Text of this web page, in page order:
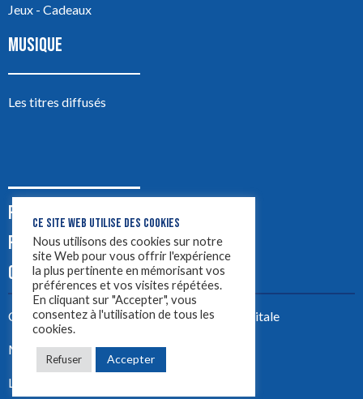
Jeux - Cadeaux
MUSIQUE
Les titres diffusés
PODCASTS
PUB
CONTACT
Créez votre site avecYellowtie – Agence Digitale
Mentions légales
LYON 1ère 2023 ©
CE SITE WEB UTILISE DES COOKIES
Nous utilisons des cookies sur notre
site Web pour vous offrir l'expérience
la plus pertinente en mémorisant vos
préférences et vos visites répétées.
En cliquant sur "Accepter", vous
consentez à l'utilisation de tous les
cookies.
Refuser Accepter